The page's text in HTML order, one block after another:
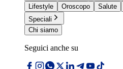
Lifestyle
Oroscopo Salute
Speciali
Chi siamo
Seguici anche su